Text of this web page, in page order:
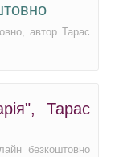
автор Тарас
Тарас
безкоштовно